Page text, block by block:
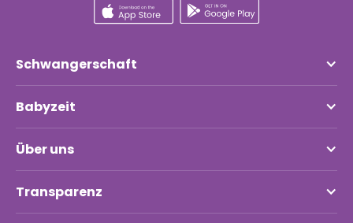
Schwangerschaft
Babyzeit
Über uns
Transparenz